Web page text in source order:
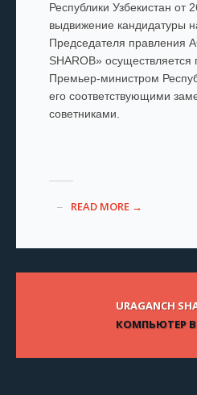
Республики Узбекистан от
выдвижение кандидатуры
Председателя правления
SHAROB» осуществляется
Премьер-министром
его соответствующими
советниками.
READ MORE →
URAGANCH
КОМПЬЮТЕР